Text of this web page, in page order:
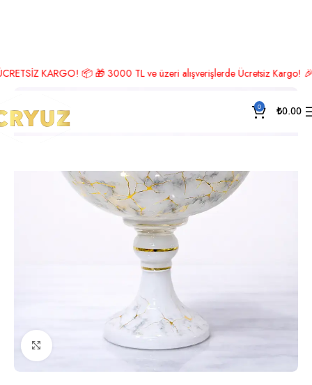
📦 🎁 3000 TL ve üzeri alışverişlerde Ücretsiz Kargo! 🎉
0 ₺0.00
Ana Sayfa Lüks Aksesuar
Click to enlarge